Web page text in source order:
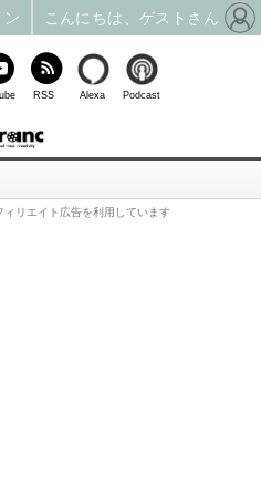
リエイト広告を利用しています
RSS Alexa Podcast
ン こんにちは、ゲストさん